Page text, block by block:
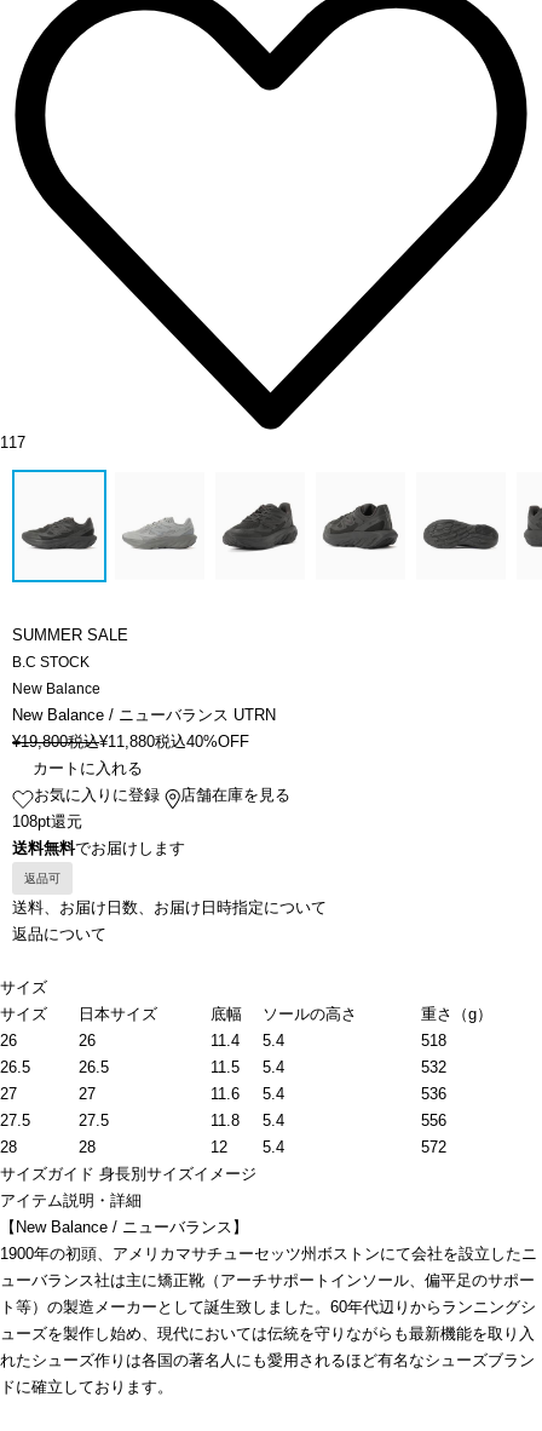
117
SUMMER SALE
B.C STOCK
New Balance
New Balance / ニューバランス UTRN
¥19,800税込¥11,880税込40%OFF
カートに入れる
お気に入りに登録
店舗在庫を見る
108pt還元
送料無料でお届けします
返品可
送料、お届け日数、お届け日時指定について
返品について
サイズ
サイズ
日本サイズ 底幅 ソールの高さ
重さ（g）
26
26 11.4 5.4
518
26.5
26.5 11.5 5.4
532
27
27 11.6 5.4
536
27.5
27.5 11.8 5.4
556
28
28 12 5.4
572
サイズガイド 身長別サイズイメージ
アイテム説明・詳細
【New Balance / ニューバランス】
1900年の初頭、アメリカマサチューセッツ州ボストンにて会社を設立したニ
ューバランス社は主に矯正靴（アーチサポートインソール、偏平足のサポー
ト等）の製造メーカーとして誕生致しました。60年代辺りからランニングシ
ューズを製作し始め、現代においては伝統を守りながらも最新機能を取り入
れたシューズ作りは各国の著名人にも愛用されるほど有名なシューズブラン
ドに確立しております。